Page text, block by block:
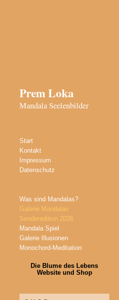
Prem Loka
Mandala Seelenbilder
Start
Kontakt
Impressum
Datenschutz
Was sind Mandalas?
Galerie Mandalas
Sonderedition 2026
Mandala Spiel
Galerie Illusionen
Monochord-Meditation
Die Blume des Lebens
Website und Shop